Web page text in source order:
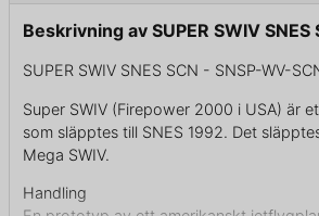
Beskrivning av SUPER SWIV SNES
SUPER SWIV SNES SCN - SNSP-WV-
Super SWIV (Firepower 2000 i USA) är
som släpptes till SNES 1992. Det
Mega SWIV.
Handling